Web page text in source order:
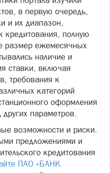
в первую очередь,
и их диапазон,
кредитования, полную
размер ежемесячных
наличие и
ставки, включая
требования к
категорий
оформления
параметров.
возможности и риски.
предложениями и
кредитования
ПАО «БАНК